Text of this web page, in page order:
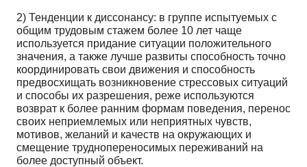
2) Тенденции к диссонансу: в группе испытуемых с
общим трудовым стажем более 10 лет чаще
используется придание ситуации положительного
значения, а также лучше развиты способность точно
координировать свои движения и способность
предвосхищать возникновение стрессовых ситуаций
и способы их разрешения, реже используются
возврат к более ранним формам поведения, перенос
своих неприемлемых или неприятных чувств,
мотивов, желаний и качеств на окружающих и
смещение труднопереносимых переживаний на
более доступный объект.